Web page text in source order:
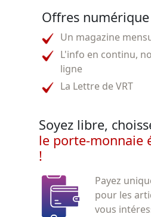
Offres
Un magazine
L'info en continu,
ligne
La Lettre de VRT
Soyez libre,
le porte-monnaie
!
Payez
pour les
vous